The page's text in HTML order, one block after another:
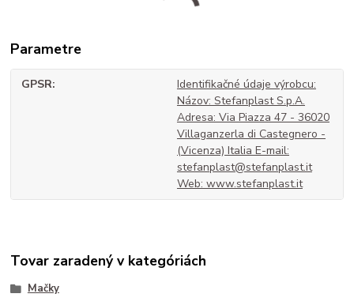
Parametre
GPSR
Identifikačné údaje výrobcu:
Názov: Stefanplast S.p.A.
Adresa: Via Piazza 47 - 36020
Villaganzerla di Castegnero -
(Vicenza) Italia E-mail:
stefanplast@stefanplast.it
Web: www.stefanplast.it
Tovar zaradený v kategóriách
Mačky